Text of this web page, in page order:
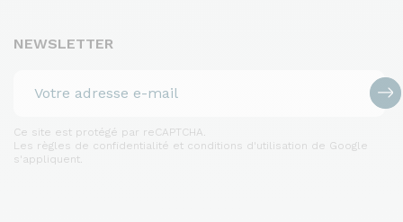
NEWSLETTER
Ce site est protégé par reCAPTCHA.
Les règles de confidentialité et conditions d'utilisation de Google
s'appliquent.